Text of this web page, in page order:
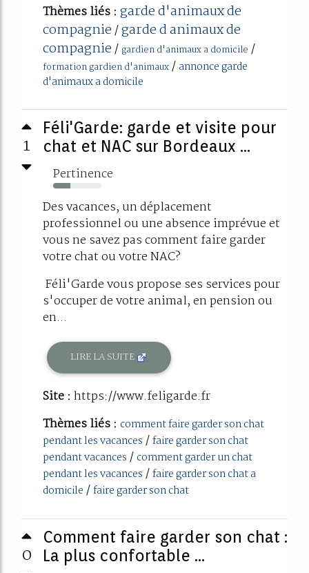
Thèmes liés : garde d'animaux de
compagnie/garde d animaux de
compagnie/ gardien d'animaux a domicile /
formation gardien d'animaux/ annonce garde
d'animaux a domicile
1
Féli'Garde: garde et visite pour
chat et NAC sur Bordeaux ...
Pertinence
36%
Des vacances, un déplacement
professionnel ou une absence imprévue et
vous ne savez pas comment faire garder
votre chat ou votre NAC?
Féli'Garde vous propose ses services pour
s'occuper de votre animal, en pension ou
en...
LIRE LA SUITE
Site : https://www.feligarde.fr
Thèmes liés : comment faire garder son chat
pendant les vacances /faire garder son chat
pendant vacances / comment garder un chat
pendant les vacances /faire garder son chat a
domicile /faire garder son chat
0
Comment faire garder son chat :
La plus confortable ...